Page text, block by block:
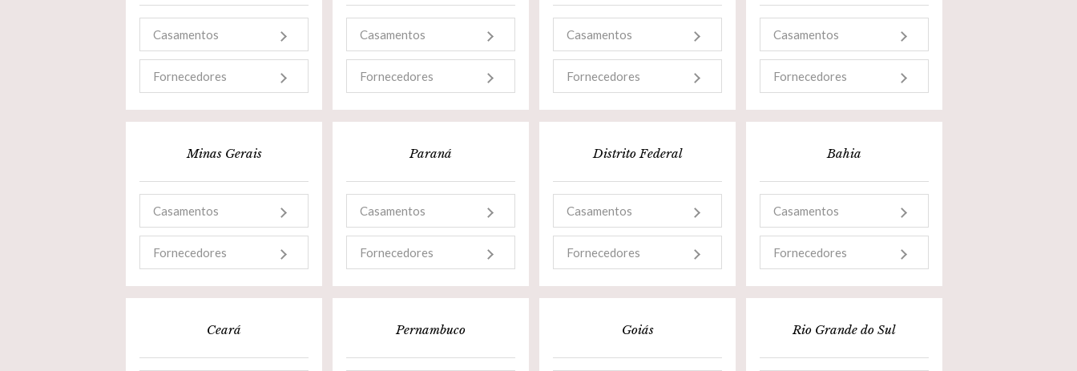
Casamentos
Fornecedores
Casamentos
Fornecedores
Casamentos
Fornecedores
Casamentos
Fornecedores
Minas Gerais
Casamentos
Fornecedores
Paraná
Casamentos
Fornecedores
Distrito Federal
Casamentos
Fornecedores
Bahia
Casamentos
Fornecedores
Ceará Pernambuco Goiás Rio Grande do Sul